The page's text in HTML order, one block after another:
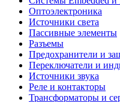
Oптоэлектроника
Источники света
Пассивные элементы
Разъeмы
Предохранители и
Переключатели и
Источники звука
Реле и контакторы
Трансформаторы и